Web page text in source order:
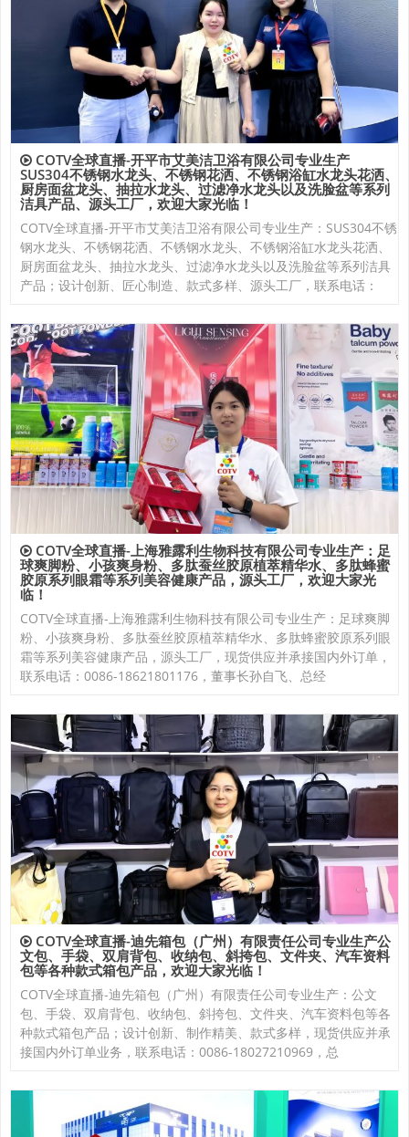
COTV全球直播-开平市艾美洁卫浴有限公司专业生产
SUS304不锈钢水龙头、不锈钢花洒、不锈钢浴缸水龙头花洒、
厨房面盆龙头、抽拉水龙头、过滤净水龙头以及洗脸盆等系列
洁具产品、源头工厂，欢迎大家光临！
COTV全球直播-开平市艾美洁卫浴有限公司专业生产：SUS304不锈
钢水龙头、不锈钢花洒、不锈钢水龙头、不锈钢浴缸水龙头花洒、
厨房面盆龙头、抽拉水龙头、过滤净水龙头以及洗脸盆等系列洁具
产品；设计创新、匠心制造、款式多样、源头工厂，联系电话：
COTV全球直播-上海雅露利生物科技有限公司专业生产：足
球爽脚粉、小孩爽身粉、多肽蚕丝胶原植萃精华水、多肽蜂蜜
胶原系列眼霜等系列美容健康产品，源头工厂，欢迎大家光
临！
COTV全球直播-上海雅露利生物科技有限公司专业生产：足球爽脚
粉、小孩爽身粉、多肽蚕丝胶原植萃精华水、多肽蜂蜜胶原系列眼
霜等系列美容健康产品，源头工厂，现货供应并承接国内外订单，
联系电话：0086-18621801176，董事长孙自飞、总经
COTV全球直播-迪先箱包（广州）有限责任公司专业生产公
文包、手袋、双肩背包、收纳包、斜挎包、文件夹、汽车资料
包等各种款式箱包产品，欢迎大家光临！
COTV全球直播-迪先箱包（广州）有限责任公司专业生产：公文
包、手袋、双肩背包、收纳包、斜挎包、文件夹、汽车资料包等各
种款式箱包产品；设计创新、制作精美、款式多样，现货供应并承
接国内外订单业务，联系电话：0086-18027210969，总